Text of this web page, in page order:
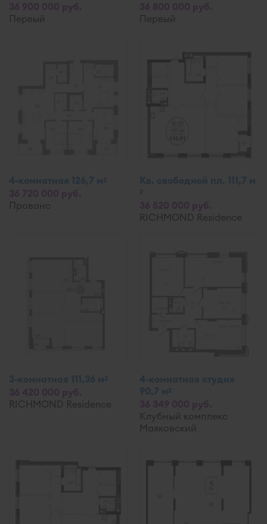
Первый
Первый
4-комнатная 126,7 м2
Прованс
Кв. свободной пл. 111,7 м
2
RICHMOND Residence
3-комнатная 111,36 м2
RICHMOND Residence
4-комнатная студия
90,7 м2
Клубный комплекс
Маяковский